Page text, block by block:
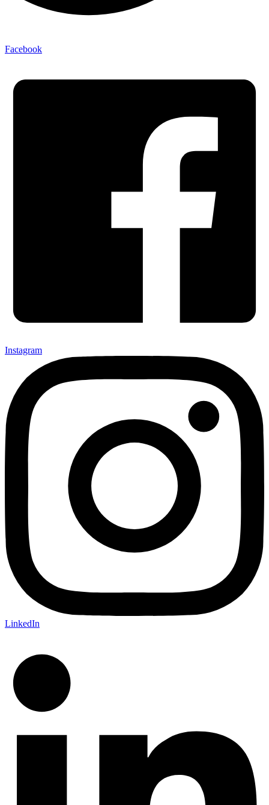
Facebook
Instagram
LinkedIn